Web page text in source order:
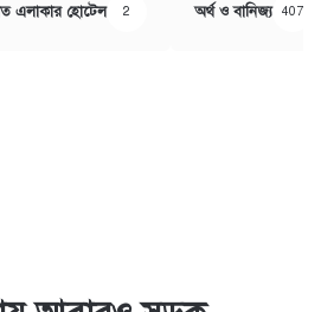
এলাকার হোটেল 2 অর্থ ও বানিজ্য 407